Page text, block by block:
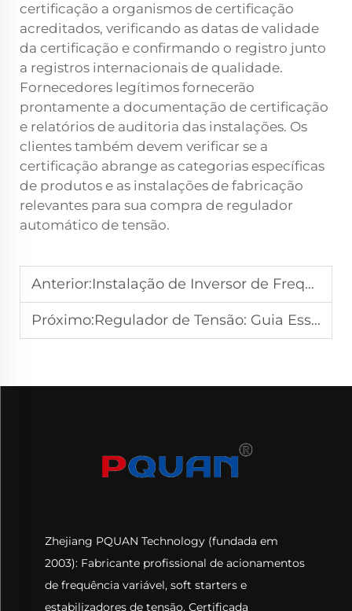
certificação a organismos de certificação
acreditados, verificando as datas de validade
da certificação e confirmando o registro junto
a registros internacionais de qualidade.
Fornecedores legítimos fornecerão
prontamente a documentação de certificação
e relatórios de auditoria das instalações. Os
clientes também devem verificar se a
certificação abrange as categorias específicas
de produtos e as instalações de fabricação
relevantes para sua compra de regulador
automático de tensão.
Anterior:Instalação de Inversor de Frequência: Etapas Principais e Melhores Práticas
Próximo:Regulador de Tensão: Guia Essencial para Uso Industrial e Comercial
Zhejiang PQUAN Technology (fundada em
2003): Fabricante profissional de acionamentos
de frequência variável, soft starters e
estabilizadores de tensão. Certificada